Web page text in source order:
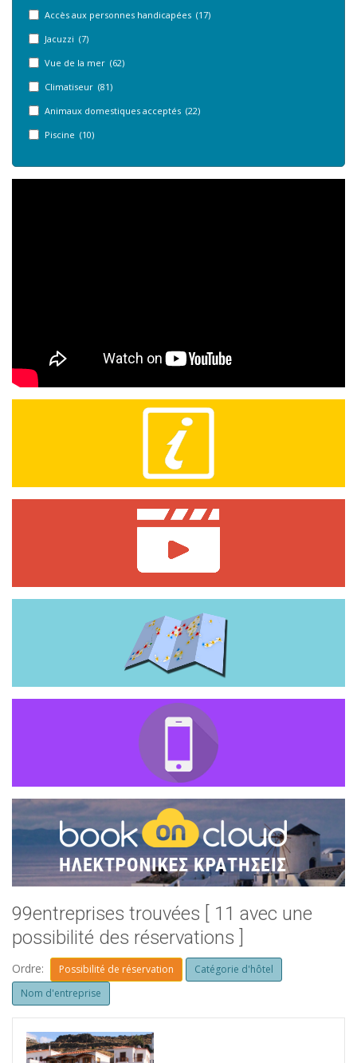
Accès aux personnes handicapées (17)
Jacuzzi (7)
Vue de la mer (62)
Climatiseur (81)
Animaux domestiques acceptés (22)
Piscine (10)
99entreprises trouvées [ 11 avec une
possibilité des réservations ]
Ordre: Possibilité de réservation
Catégorie d'hôtel
Nom d'entreprise